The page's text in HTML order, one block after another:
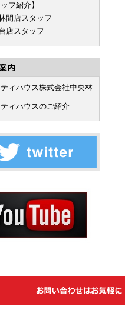
フ紹介】
間店スタッフ
店スタッフ
ィハウス株式会社中央林
ィハウスのご紹介